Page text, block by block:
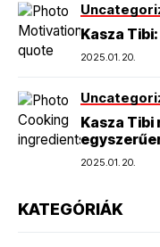
Kasza
2025.01.20.
Kasza
2025.01.20.
KATEGÓRIÁK